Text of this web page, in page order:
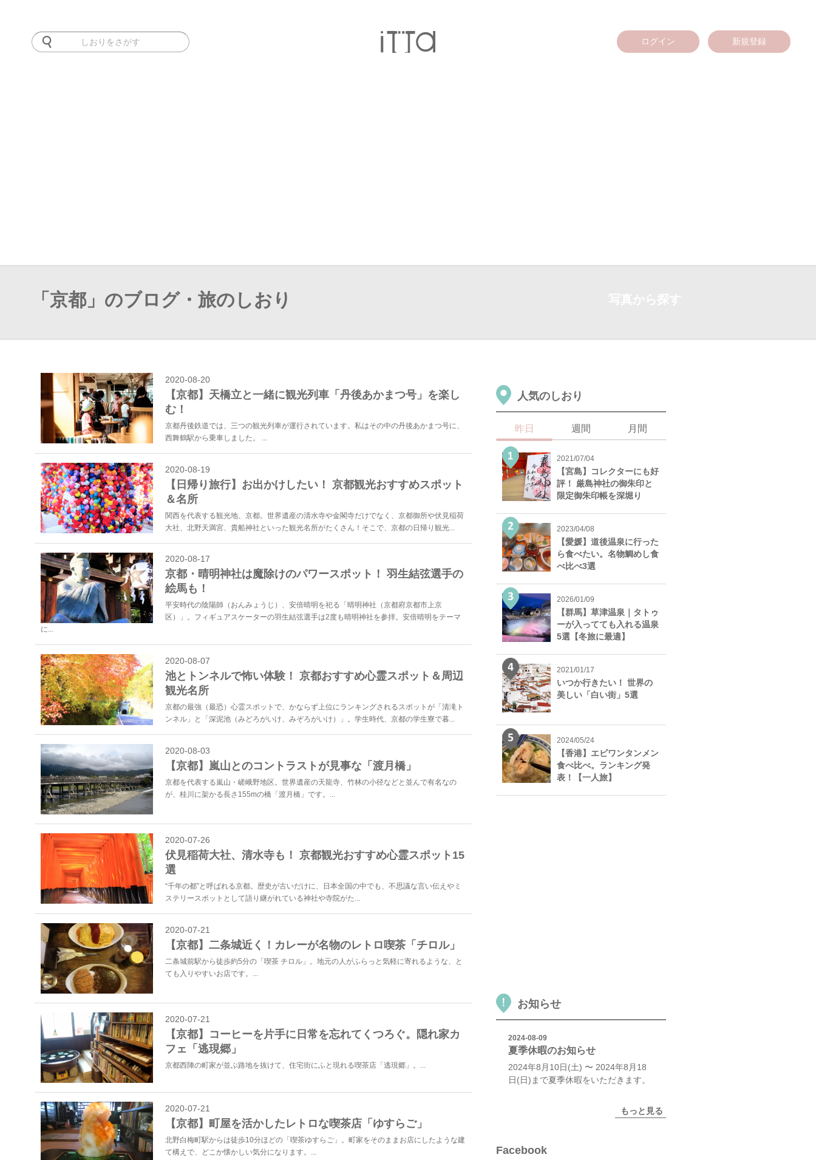
ログイン 新規登録
「京都」のブログ・旅のしおり
2020-08-20
【京都】天橋立と一緒に観光列車「丹後あかまつ号」を楽し
む！
京都丹後鉄道では、三つの観光列車が運行されています。私はその中の丹後あかまつ号に、
西舞鶴駅から乗車しました。 ...
2020-08-19
【日帰り旅行】お出かけしたい！ 京都観光おすすめスポット
＆名所
関西を代表する観光地、京都。世界遺産の清水寺や金閣寺だけでなく、京都御所や伏見稲荷
大社、北野天満宮、貴船神社といった観光名所がたくさん！そこで、京都の日帰り観光...
2020-08-17
京都・晴明神社は魔除けのパワースポット！ 羽生結弦選手の
絵馬も！
平安時代の陰陽師（おんみょうじ）、安倍晴明を祀る「晴明神社（京都府京都市上京
区）」。フィギュアスケーターの羽生結弦選手は2度も晴明神社を参拝。安倍晴明をテーマ
に...
2020-08-07
池とトンネルで怖い体験！ 京都おすすめ心霊スポット＆周辺
観光名所
京都の最強（最恐）心霊スポットで、かならず上位にランキングされるスポットが「清滝ト
ンネル」と「深泥池（みどろがいけ、みぞろがいけ）」。学生時代、京都の学生寮で暮...
2020-08-03
【京都】嵐山とのコントラストが見事な「渡月橋」
京都を代表する嵐山・嵯峨野地区。世界遺産の天龍寺、竹林の小径などと並んで有名なの
が、桂川に架かる長さ155mの橋「渡月橋」です。...
2020-07-26
伏見稲荷大社、清水寺も！ 京都観光おすすめ心霊スポット15
選
“千年の都”と呼ばれる京都。歴史が古いだけに、日本全国の中でも、不思議な言い伝えやミ
ステリースポットとして語り継がれている神社や寺院がた...
2020-07-21
【京都】二条城近く！カレーが名物のレトロ喫茶「チロル」
二条城前駅から徒歩約5分の「喫茶 チロル」。地元の人がふらっと気軽に寄れるような、と
ても入りやすいお店です。...
2020-07-21
【京都】コーヒーを片手に日常を忘れてくつろぐ。隠れ家カ
フェ「逃現郷」
京都西陣の町家が並ぶ路地を抜けて、住宅街にふと現れる喫茶店「逃現郷」。...
2020-07-21
【京都】町屋を活かしたレトロな喫茶店「ゆすらご」
北野白梅町駅からは徒歩10分ほどの「喫茶ゆすらご」。町家をそのままお店にしたような建
て構えで、どこか懐かしい気分になります。...
人気のしおり
昨日 週間 月間
2021/07/04
【宮島】コレクターにも好
評！ 厳島神社の御朱印と
限定御朱印帳を深堀り
2023/04/08
【愛媛】道後温泉に行った
ら食べたい。名物鯛めし食
べ比べ3選
2026/01/09
【群馬】草津温泉｜タトゥ
ーが入ってても入れる温泉
5選【冬旅に最適】
2021/01/17
いつか行きたい！ 世界の
美しい「白い街」5選
2024/05/24
【香港】エビワンタンメン
食べ比べ。ランキング発
表！【一人旅】
お知らせ
2024-08-09
夏季休暇のお知らせ
2024年8月10日(土) 〜 2024年8月18
日(日)まで夏季休暇をいただきます。
もっと見る
Facebook